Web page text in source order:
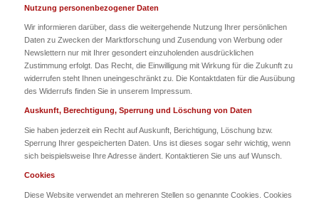
Nutzung personenbezogener Daten
Wir informieren darüber, dass die weitergehende Nutzung Ihrer persönlichen
Daten zu Zwecken der Marktforschung und Zusendung von Werbung oder
Newslettern nur mit Ihrer gesondert einzuholenden ausdrücklichen
Zustimmung erfolgt. Das Recht, die Einwilligung mit Wirkung für die Zukunft zu
widerrufen steht Ihnen uneingeschränkt zu. Die Kontaktdaten für die Ausübung
des Widerrufs finden Sie in unserem Impressum.
Auskunft, Berechtigung, Sperrung und Löschung von Daten
Sie haben jederzeit ein Recht auf Auskunft, Berichtigung, Löschung bzw.
Sperrung Ihrer gespeicherten Daten. Uns ist dieses sogar sehr wichtig, wenn
sich beispielsweise Ihre Adresse ändert. Kontaktieren Sie uns auf Wunsch.
Cookies
Diese Website verwendet an mehreren Stellen so genannte Cookies. Cookies